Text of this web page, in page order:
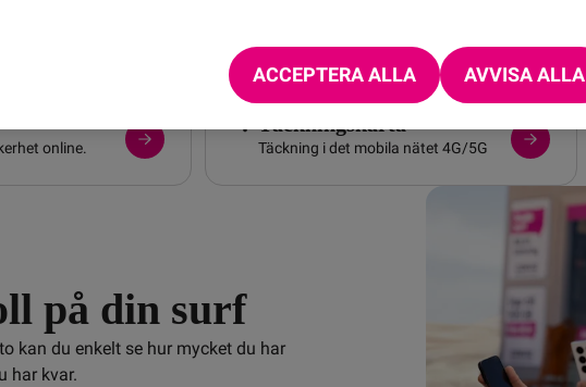
och Comviq-
online.
Täckningskarta
Täckning i det mobila nätet 4G/5G
på din surf
kan du enkelt se hur mycket du har
har kvar.
ACCEPTERA ALLA AVVISA ALLA